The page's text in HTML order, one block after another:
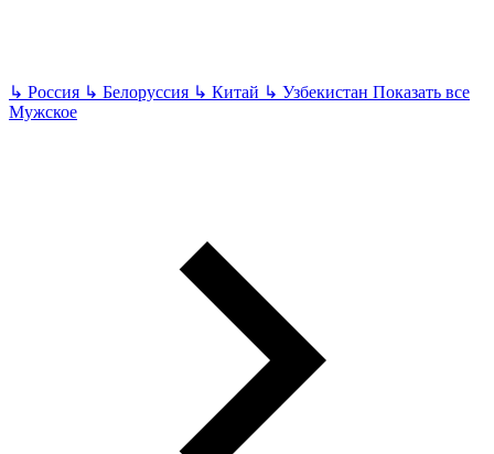
↳ Россия ↳ Белоруссия ↳ Китай ↳ Узбекистан Показать все
Мужское